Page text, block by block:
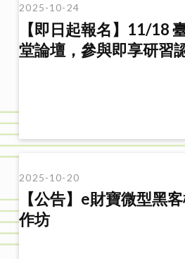
2025-10-24
【即日起報名】11/18
堂論壇，參與即享研習
2025-10-20
【公告】e財寶微型黑
作坊